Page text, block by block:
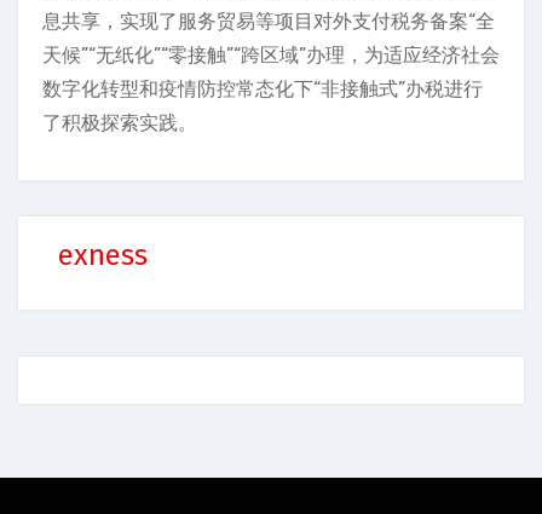
息共享，实现了服务贸易等项目对外支付税务备案“全
天候”“无纸化”“零接触”“跨区域”办理，为适应经济社会
数字化转型和疫情防控常态化下“非接触式”办税进行
了积极探索实践。
exness